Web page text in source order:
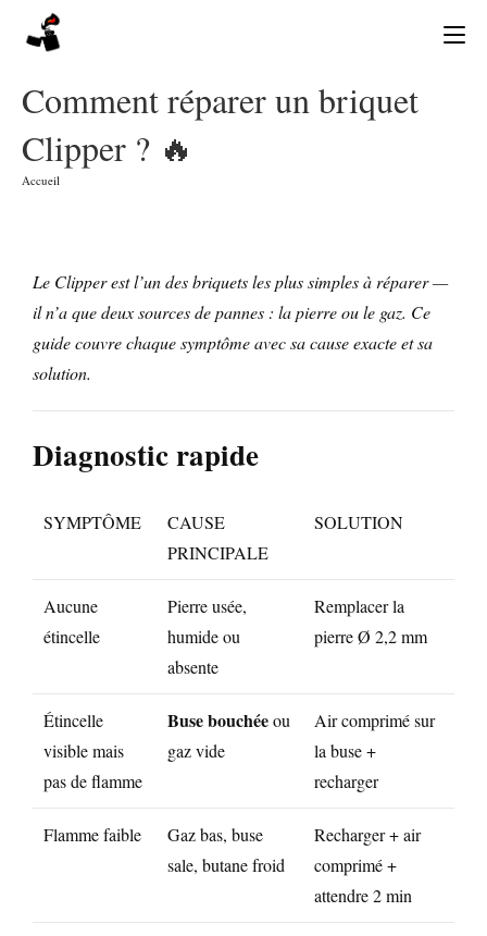
Comment réparer un briquet
Clipper ? 🔥
Accueil
Le Clipper est l’un des briquets les plus simples à réparer —
il n’a que deux sources de pannes : la pierre ou le gaz. Ce
guide couvre chaque symptôme avec sa cause exacte et sa
solution.
Diagnostic rapide
SYMPTÔME
CAUSE
PRINCIPALE
SOLUTION
Aucune
étincelle
Pierre usée,
humide ou
absente
Remplacer la
pierre Ø 2,2 mm
Étincelle
visible mais
pas de flamme
Buse bouchéeou
gaz vide
Air comprimé sur
la buse +
recharger
Flamme faible
Gaz bas, buse
sale, butane froid
Recharger + air
comprimé +
attendre 2 min